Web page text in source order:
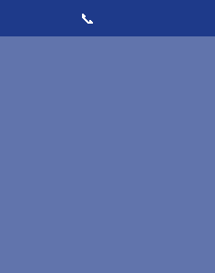
📞